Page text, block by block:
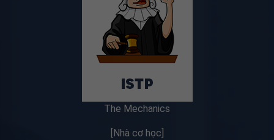
The Mechanics
[Nhà cơ học]